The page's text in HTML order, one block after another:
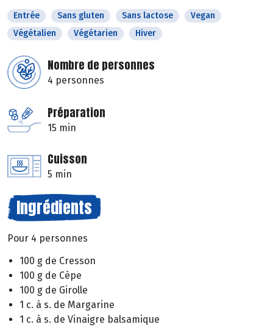
Entrée Sans gluten Sans lactose
Vegan
Végétalien
Végétarien Hiver
Nombre de personnes
4 personnes
Préparation
15 min
Cuisson
5 min
Ingrédients
Pour 4 personnes
100 g de Cresson
100 g de Cèpe
100 g de Girolle
1 c. à s. de Margarine
1 c. à s. de Vinaigre balsamique